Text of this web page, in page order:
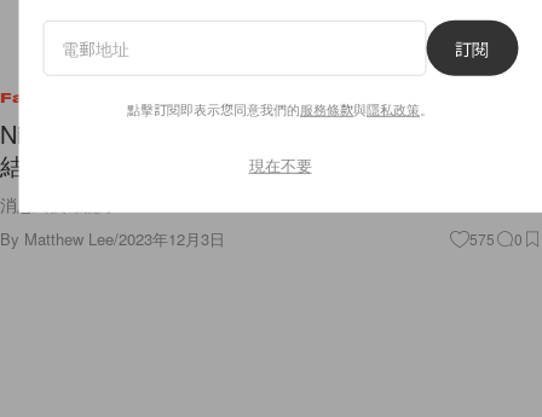
Fashion
Nicole Kidman 為 Balenciaga 全新品牌大使，就連
結婚也是穿它！
消息終於確認了！
By Matthew Lee/2023年12月3日 575 0
訂閱
點擊訂閱即表示您同意我們的服務條款與隱私政策
現在不要